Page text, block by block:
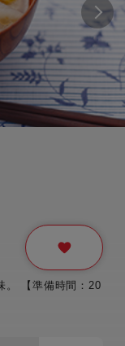
。 【準備時間：20